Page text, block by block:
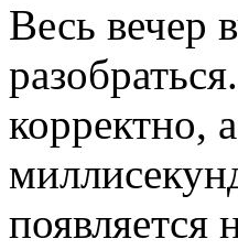
Весь вечер
корректно,
появляется